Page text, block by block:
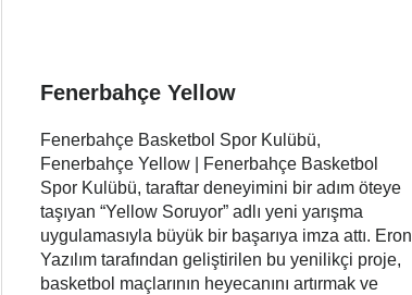
Fenerbahçe Yellow
Fenerbahçe Basketbol Spor Kulübü,
Fenerbahçe Yellow | Fenerbahçe Basketbol
Spor Kulübü, taraftar deneyimini bir adım öteye
taşıyan “Yellow Soruyor” adlı yeni yarışma
uygulamasıyla büyük bir başarıya imza attı. Eron
Yazılım tarafından geliştirilen bu yenilikçi proje,
basketbol maçlarının heyecanını artırmak ve